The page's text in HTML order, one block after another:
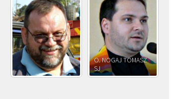
O. NOGAJ TOMASZ
SJ
O. JÓZEF OLEKSY SJ